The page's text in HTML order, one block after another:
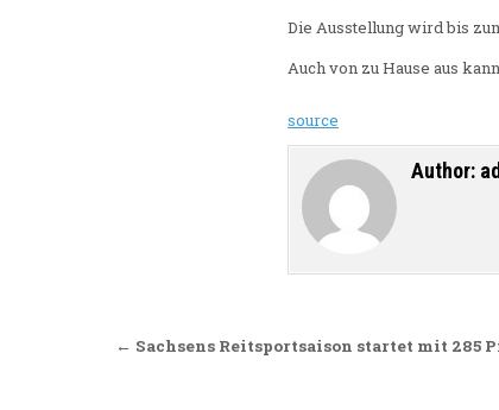
Die Ausstellung wird bis
Auch von zu Hause aus
source
Author:
Beitragsnavigation
← Sachsens Reitsportsaison startet mit 285